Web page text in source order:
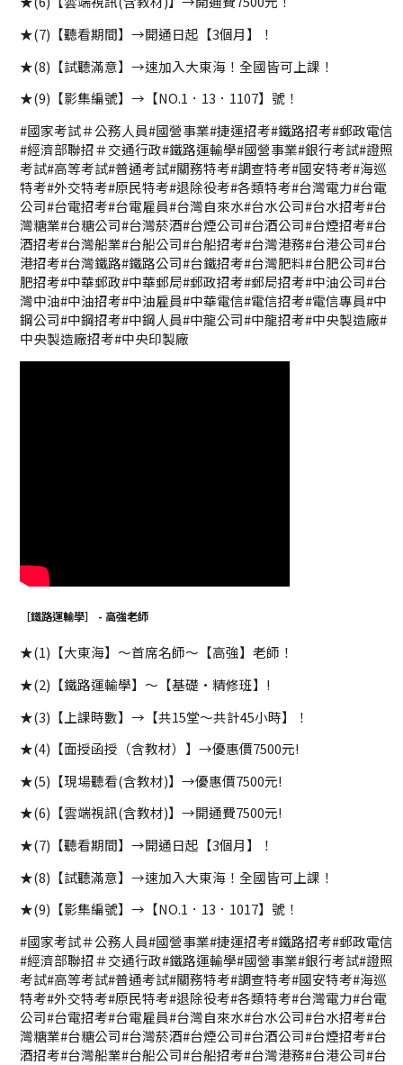
★(7)【聽看期間】→開通日起【3個月】！
★(8)【試聽滿意】→速加入大東海！全國皆可上課！
★(9)【影集編號】→【NO.1．13．1107】號！
#國家考試＃公務人員#國營事業#捷運招考#鐵路招考#郵政電信
#經濟部聯招＃交通行政#鐵路運輸學#國營事業#銀行考試#證照
考試#高等考試#普通考試#關務特考#調查特考#國安特考#海巡
特考#外交特考#原民特考#退除役考#各類特考#台灣電力#台電
公司#台電招考#台電雇員#台灣自來水#台水公司#台水招考#台
灣糖業#台糖公司#台灣菸酒#台煙公司#台酒公司#台煙招考#台
酒招考#台灣船業#台船公司#台船招考#台灣港務#台港公司#台
港招考#台灣鐵路#鐵路公司#台鐵招考#台灣肥料#台肥公司#台
肥招考#中華郵政#中華郵局#郵政招考#郵局招考#中油公司#台
灣中油#中油招考#中油雇員#中華電信#電信招考#電信專員#中
鋼公司#中鋼招考#中鋼人員#中龍公司#中龍招考#中央製造廠#
中央製造廠招考#中央印製廠
［鐵路運輸學］ - 高強老師
★(1)【大東海】～首席名師～【高強】老師！
★(2)【鐵路運輸學】～【基礎·精修班】!
★(3)【上課時數】→【共15堂～共計45小時】！
★(4)【面授函授（含教材）】→優惠價7500元!
★(5)【現場聽看(含教材)】→優惠價7500元!
★(6)【雲端視訊(含教材)】→開通費7500元!
★(7)【聽看期間】→開通日起【3個月】！
★(8)【試聽滿意】→速加入大東海！全國皆可上課！
★(9)【影集編號】→【NO.1．13．1017】號！
#國家考試＃公務人員#國營事業#捷運招考#鐵路招考#郵政電信
#經濟部聯招＃交通行政#鐵路運輸學#國營事業#銀行考試#證照
考試#高等考試#普通考試#關務特考#調查特考#國安特考#海巡
特考#外交特考#原民特考#退除役考#各類特考#台灣電力#台電
公司#台電招考#台電雇員#台灣自來水#台水公司#台水招考#台
灣糖業#台糖公司#台灣菸酒#台煙公司#台酒公司#台煙招考#台
酒招考#台灣船業#台船公司#台船招考#台灣港務#台港公司#台